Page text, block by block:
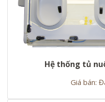
Hệ thống tủ
Giá bán: